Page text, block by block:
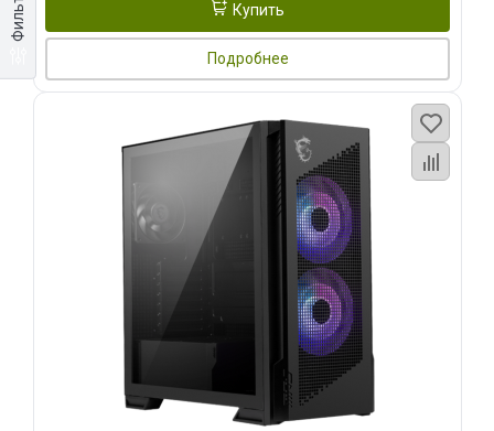
Фильтр Купить
Подробнее